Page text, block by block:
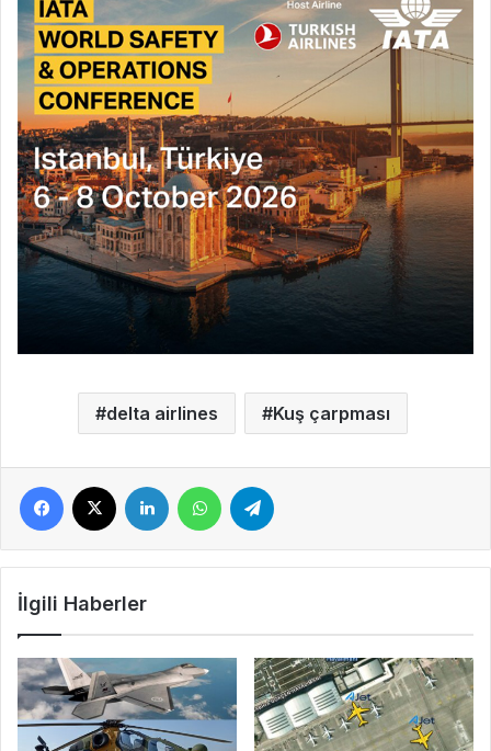
delta airlines Kuş çarpması
Facebook LinkedIn WhatsApp
İlgili Haberler